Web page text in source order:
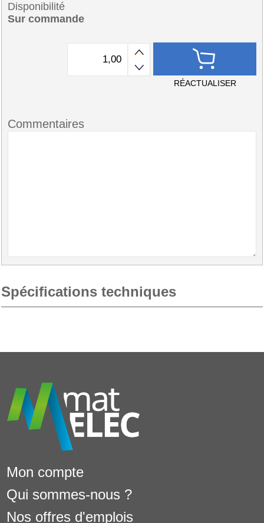
Disponibilité
Sur commande
RÉACTUALISER
Commentaires
Spécifications techniques
Mon compte
Qui sommes-nous ?
Nos offres d'emplois